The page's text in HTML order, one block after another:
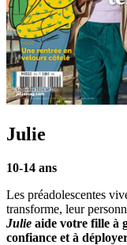
Julie
10-14 ans
Les préadolescentes
transforme, leur
Julie aide votre fille à
confiance et à